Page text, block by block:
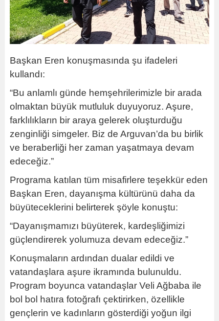
Başkan Eren konuşmasında şu ifadeleri
kullandı:
“Bu anlamlı günde hemşehrilerimizle bir arada
olmaktan büyük mutluluk duyuyoruz. Aşure,
farklılıkların bir araya gelerek oluşturduğu
zenginliği simgeler. Biz de Arguvan’da bu birlik
ve beraberliği her zaman yaşatmaya devam
edeceğiz.”
Programa katılan tüm misafirlere teşekkür eden
Başkan Eren, dayanışma kültürünü daha da
büyüteceklerini belirterek şöyle konuştu:
“Dayanışmamızı büyüterek, kardeşliğimizi
güçlendirerek yolumuza devam edeceğiz.”
Konuşmaların ardından dualar edildi ve
vatandaşlara aşure ikramında bulunuldu.
Program boyunca vatandaşlar Veli Ağbaba ile
bol bol hatıra fotoğrafı çektirirken, özellikle
gençlerin ve kadınların gösterdiği yoğun ilgi